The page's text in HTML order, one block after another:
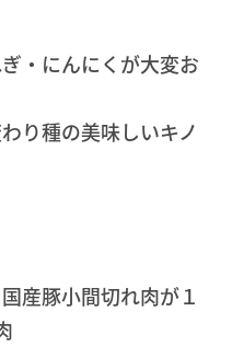
・にんにくが大変お
り種の美味しいキノ
産豚小間切れ肉が１